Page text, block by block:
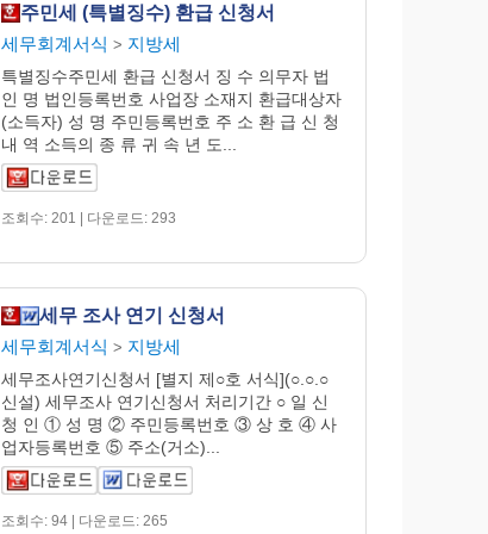
주민세 (특별징수) 환급 신청서
세무회계서식 > 지방세
특별징수주민세 환급 신청서 징 수 의무자 법
인 명 법인등록번호 사업장 소재지 환급대상자
(소득자) 성 명 주민등록번호 주 소 환 급 신 청
내 역 소득의 종 류 귀 속 년 도...
조회수: 201 | 다운로드: 293
세무 조사 연기 신청서
세무회계서식 > 지방세
세무조사연기신청서 [별지 제○호 서식](○.○.○
신설) 세무조사 연기신청서 처리기간 ○ 일 신
청 인 ① 성 명 ② 주민등록번호 ③ 상 호 ④ 사
업자등록번호 ⑤ 주소(거소)...
조회수: 94 | 다운로드: 265